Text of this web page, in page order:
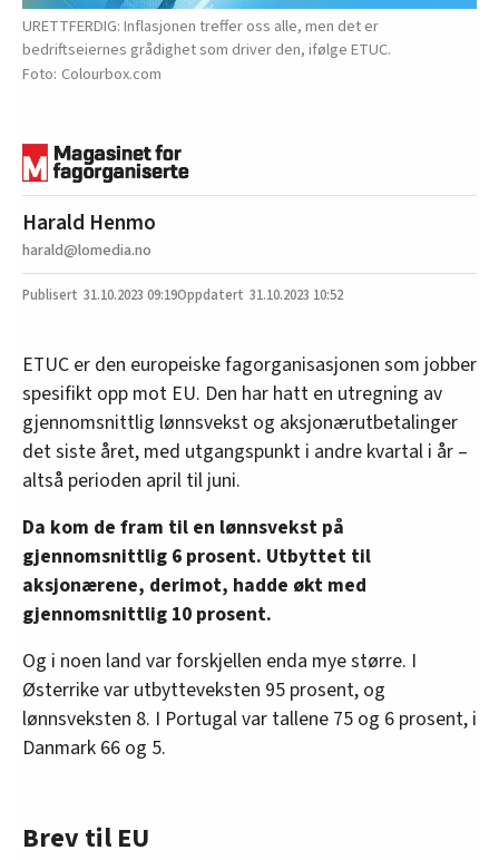
URETTFERDIG: Inflasjonen treffer oss alle, men det er
bedriftseiernes grådighet som driver den, ifølge ETUC.
Colourbox.com
Harald Henmo
harald@lomedia.no
31.10.2023 09:19 31.10.2023 10:52
ETUC er den europeiske fagorganisasjonen som jobber
spesifikt opp mot EU. Den har hatt en utregning av
gjennomsnittlig lønnsvekst og aksjonærutbetalinger
det siste året, med utgangspunkt i andre kvartal i år –
altså perioden april til juni.
Da kom de fram til en lønnsvekst på
gjennomsnittlig 6 prosent. Utbyttet til
aksjonærene, derimot, hadde økt med
gjennomsnittlig 10 prosent.
Og i noen land var forskjellen enda mye større. I
Østerrike var utbytteveksten 95 prosent, og
lønnsveksten 8. I Portugal var tallene 75 og 6 prosent, i
Danmark 66 og 5.
Brev til EU